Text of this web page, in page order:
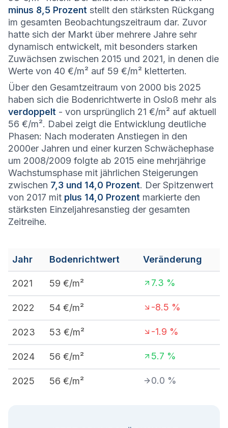
minus 8,5 Prozent stellt den stärksten Rückgang
im gesamten Beobachtungszeitraum dar. Zuvor
hatte sich der Markt über mehrere Jahre sehr
dynamisch entwickelt, mit besonders starken
Zuwächsen zwischen 2015 und 2021, in denen die
Werte von 40 €/m² auf 59 €/m² kletterten.
Über den Gesamtzeitraum von 2000 bis 2025
haben sich die Bodenrichtwerte in Osloß mehr als
verdoppelt - von ursprünglich 21 €/m² auf aktuell
56 €/m². Dabei zeigt die Entwicklung deutliche
Phasen: Nach moderaten Anstiegen in den
2000er Jahren und einer kurzen Schwächephase
um 2008/2009 folgte ab 2015 eine mehrjährige
Wachstumsphase mit jährlichen Steigerungen
zwischen 7,3 und 14,0 Prozent. Der Spitzenwert
von 2017 mit plus 14,0 Prozent markierte den
stärksten Einzeljahresanstieg der gesamten
Zeitreihe.
Jahr Bodenrichtwert Veränderung
2021 59 €/m² 7.3 %
2022 54 €/m² -8.5 %
2023 53 €/m² -1.9 %
2024 56 €/m² 5.7 %
2025 56 €/m² 0.0 %